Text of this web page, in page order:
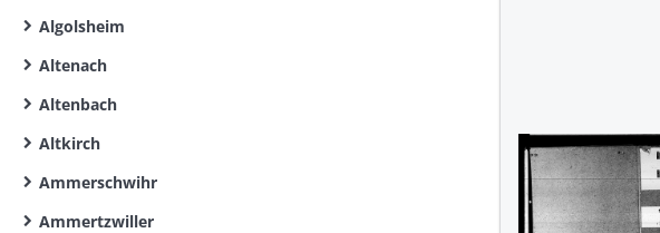
Algolsheim
Altenach
Altenbach
Altkirch
Ammerschwihr
Ammertzwiller